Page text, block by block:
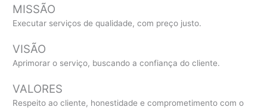
MISSÃO
Executar serviços de qualidade, com preço justo.
VISÃO
Aprimorar o serviço, buscando a confiança do cliente.
VALORES
Respeito ao cliente, honestidade e comprometimento com o